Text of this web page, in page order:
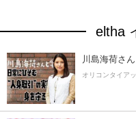
eltha
川島海荷さ
オリコンタイア